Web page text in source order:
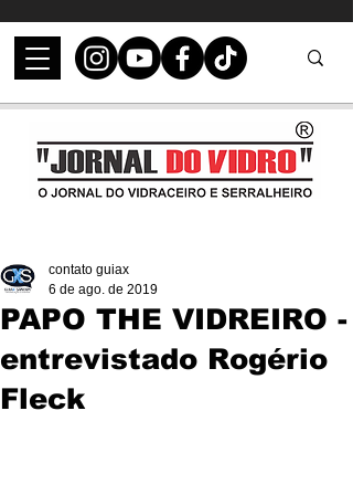
PAPO THE VIDREIRO -
entrevistado Rogério
Fleck
contato guiax
6 de ago. de 2019